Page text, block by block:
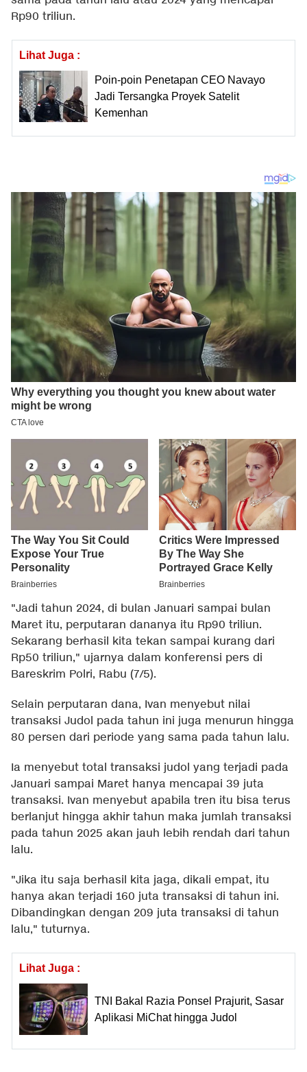
Rp90 triliun.
Lihat Juga :
Poin-poin Penetapan CEO Navayo
Jadi Tersangka Proyek Satelit
Kemenhan
"Jadi tahun 2024, di bulan Januari sampai bulan
Maret itu, perputaran dananya itu Rp90 triliun.
Sekarang berhasil kita tekan sampai kurang dari
Rp50 triliun," ujarnya dalam konferensi pers di
Bareskrim Polri, Rabu (7/5).
Selain perputaran dana, Ivan menyebut nilai
transaksi Judol pada tahun ini juga menurun hingga
80 persen dari periode yang sama pada tahun lalu.
Ia menyebut total transaksi judol yang terjadi pada
Januari sampai Maret hanya mencapai 39 juta
transaksi. Ivan menyebut apabila tren itu bisa terus
berlanjut hingga akhir tahun maka jumlah transaksi
pada tahun 2025 akan jauh lebih rendah dari tahun
lalu.
"Jika itu saja berhasil kita jaga, dikali empat, itu
hanya akan terjadi 160 juta transaksi di tahun ini.
Dibandingkan dengan 209 juta transaksi di tahun
lalu," tuturnya.
Lihat Juga :
TNI Bakal Razia Ponsel Prajurit, Sasar
Aplikasi MiChat hingga Judol